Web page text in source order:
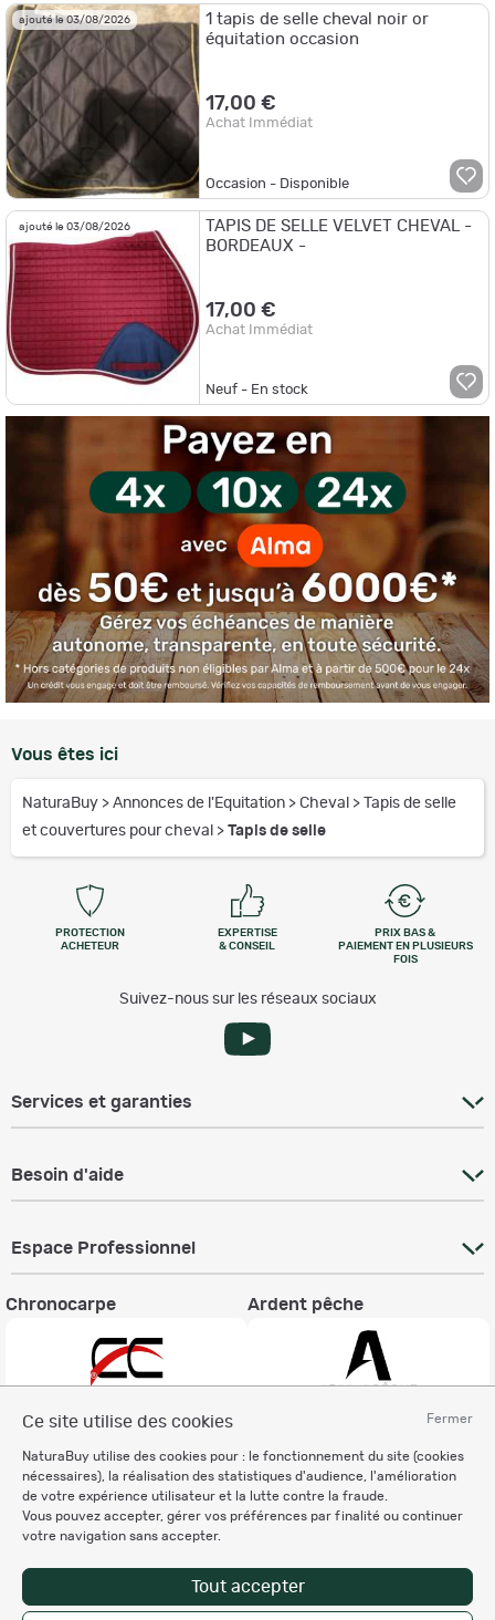
Fermer
Ce site utilise des cookies
NaturaBuy utilise des cookies pour : le fonctionnement du site (cookies
nécessaires), la réalisation des statistiques d'audience, l'amélioration
de votre expérience utilisateur et la lutte contre la fraude.
Vous pouvez accepter, gérer vos préférences par finalité ou continuer
votre navigation sans accepter.
Tout accepter
ajouté le 03/08/2026
1 tapis de selle cheval noir or
équitation occasion
17,00 €
Achat Immédiat
Occasion - Disponible
ajouté le 03/08/2026
TAPIS DE SELLE VELVET CHEVAL -
BORDEAUX -
17,00 €
Achat Immédiat
Neuf - En stock
Vous êtes ici
NaturaBuy > Annonces de l'Equitation > Cheval >
Tapis de selle
et couvertures pour cheval > Tapis de selle
PROTECTION
ACHETEUR
EXPERTISE
& CONSEIL
PRIX BAS &
PAIEMENT EN PLUSIEURS
FOIS
Suivez-nous sur les réseaux sociaux
Services et garanties
Besoin d'aide
Espace Professionnel
Chronocarpe Ardent pêche
Informations légales
Charte éthique
Mentions légales
Règlement & Conditions d'utilisation
des données personnelles
Personnalisation des cookies